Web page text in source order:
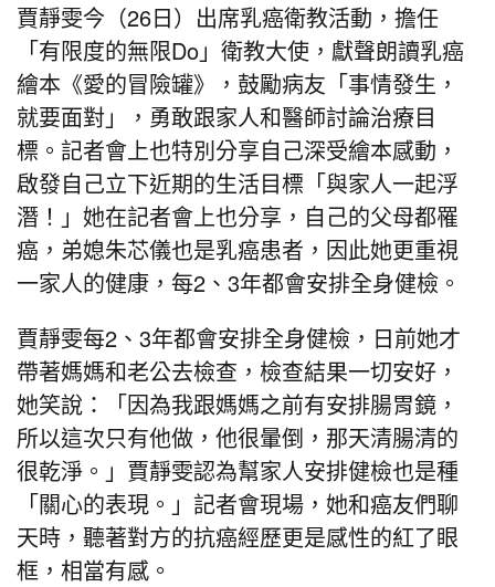
賈靜雯今（26日）出席乳癌衛教活動，擔任
「有限度的無限Do」衛教大使，獻聲朗讀乳癌
繪本《愛的冒險罐》，鼓勵病友「事情發生，
就要面對」，勇敢跟家人和醫師討論治療目
標。記者會上也特別分享自己深受繪本感動，
啟發自己立下近期的生活目標「與家人一起浮
潛！」她在記者會上也分享，自己的父母都罹
癌，弟媳朱芯儀也是乳癌患者，因此她更重視
一家人的健康，每2、3年都會安排全身健檢。
賈靜雯每2、3年都會安排全身健檢，日前她才
帶著媽媽和老公去檢查，檢查結果一切安好，
她笑說：「因為我跟媽媽之前有安排腸胃鏡，
所以這次只有他做，他很暈倒，那天清腸清的
很乾淨。」賈靜雯認為幫家人安排健檢也是種
「關心的表現。」記者會現場，她和癌友們聊
天時，聽著對方的抗癌經歷更是感性的紅了眼
框，相當有感。